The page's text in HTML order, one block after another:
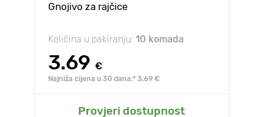
Gnojivo za rajčice
Količina u pakiranju: 10 komada
3.69 €
Najniža cijena u 30 dana:* 3.69 €
Provjeri dostupnost